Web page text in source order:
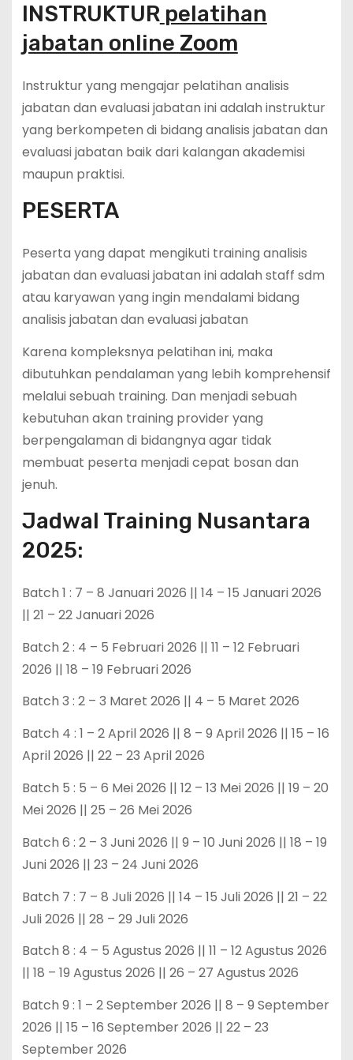
INSTRUKTUR pelatihan
jabatan online Zoom
Instruktur yang mengajar pelatihan analisis
jabatan dan evaluasi jabatan ini adalah instruktur
yang berkompeten di bidang analisis jabatan dan
evaluasi jabatan baik dari kalangan akademisi
maupun praktisi.
PESERTA
Peserta yang dapat mengikuti training analisis
jabatan dan evaluasi jabatan ini adalah staff sdm
atau karyawan yang ingin mendalami bidang
analisis jabatan dan evaluasi jabatan
Karena kompleksnya pelatihan ini, maka
dibutuhkan pendalaman yang lebih komprehensif
melalui sebuah training. Dan menjadi sebuah
kebutuhan akan training provider yang
berpengalaman di bidangnya agar tidak
membuat peserta menjadi cepat bosan dan
jenuh.
Jadwal Training Nusantara
2025:
Batch 1 : 7 – 8 Januari 2026 || 14 – 15 Januari 2026
|| 21 – 22 Januari 2026
Batch 2 : 4 – 5 Februari 2026 || 11 – 12 Februari
2026 || 18 – 19 Februari 2026
Batch 3 : 2 – 3 Maret 2026 || 4 – 5 Maret 2026
Batch 4 : 1 – 2 April 2026 || 8 – 9 April 2026 || 15 – 16
April 2026 || 22 – 23 April 2026
Batch 5 : 5 – 6 Mei 2026 || 12 – 13 Mei 2026 || 19 – 20
Mei 2026 || 25 – 26 Mei 2026
Batch 6 : 2 – 3 Juni 2026 || 9 – 10 Juni 2026 || 18 – 19
Juni 2026 || 23 – 24 Juni 2026
Batch 7 : 7 – 8 Juli 2026 || 14 – 15 Juli 2026 || 21 – 22
Juli 2026 || 28 – 29 Juli 2026
Batch 8 : 4 – 5 Agustus 2026 || 11 – 12 Agustus 2026
|| 18 – 19 Agustus 2026 || 26 – 27 Agustus 2026
Batch 9 : 1 – 2 September 2026 || 8 – 9 September
2026 || 15 – 16 September 2026 || 22 – 23
September 2026